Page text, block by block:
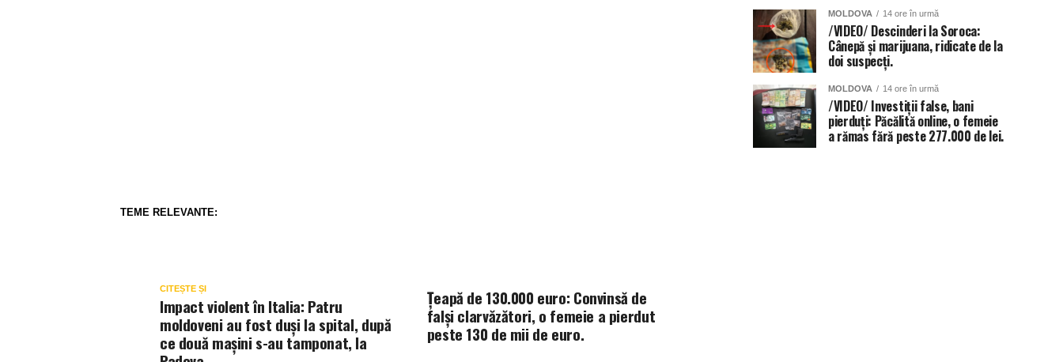
TEME RELEVANTE:
Țeapă de 130.000 euro: Convinsă de
falși clarvăzători, o femeie a pierdut
peste 130 de mii de euro.
CITEȘTE ȘI
Impact violent în Italia: Patru
moldoveni au fost duși la spital, după
ce două mașini s-au tamponat, la
MOLDOVA 14 ore în urmă
/VIDEO/ Descinderi la Soroca:
Cânepă și marijuana, ridicate de la
doi suspecți.
MOLDOVA 14 ore în urmă
/VIDEO/ Investiții false, bani
pierduți: Păcălită online, o femeie
a rămas fără peste 277.000 de lei.